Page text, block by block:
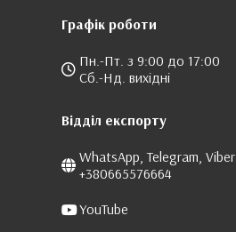
Графік роботи
Пн.-Пт. з 9:00 до 17:00
Сб.-Нд. вихідні
Відділ експорту
WhatsApp, Telegram, Viber
+380665576664
YouTube